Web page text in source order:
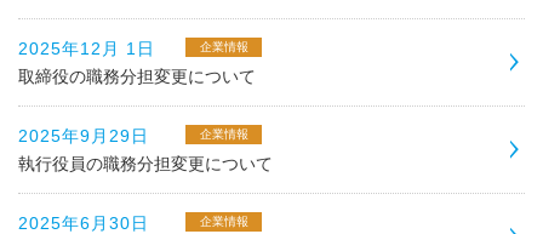
2025年12月 1日 企業情報
取締役の職務分担変更について
2025年9月29日 企業情報
執行役員の職務分担変更について
2025年6月30日 企業情報